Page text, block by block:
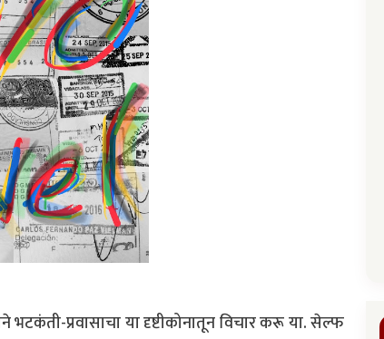
प्रवासाचा या दृष्टीकोनातून विचार करू या. सेल्फ